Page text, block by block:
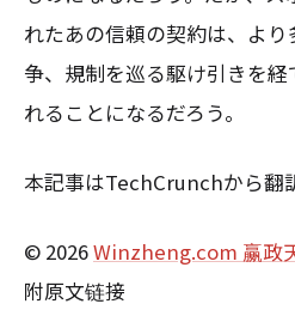
れたあの信頼の契約は、よ
争、規制を巡る駆け引きを
れることになるだろう。
本記事はTechCrunchから翻
© 2026Winzheng.com 赢政
附原文链接